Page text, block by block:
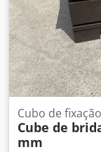
Cubo de
Cube de
mm